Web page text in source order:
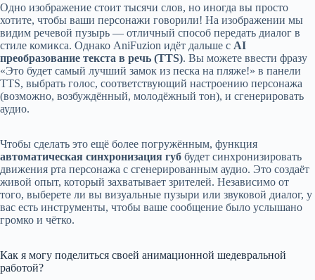
Одно изображение стоит тысячи слов, но иногда вы просто
хотите, чтобы ваши персонажи говорили! На изображении мы
видим речевой пузырь — отличный способ передать диалог в
стиле комикса. Однако AniFuzion идёт дальше с AI
преобразование текста в речь (TTS). Вы можете ввести фразу
«Это будет самый лучший замок из песка на пляже!» в панели
TTS, выбрать голос, соответствующий настроению персонажа
(возможно, возбуждённый, молодёжный тон), и сгенерировать
аудио.
Чтобы сделать это ещё более погружённым, функция
автоматическая синхронизация губ будет синхронизировать
движения рта персонажа с сгенерированным аудио. Это создаёт
живой опыт, который захватывает зрителей. Независимо от
того, выберете ли вы визуальные пузыри или звуковой диалог, у
вас есть инструменты, чтобы ваше сообщение было услышано
громко и чётко.
Как я могу поделиться своей анимационной шедевральной
работой?